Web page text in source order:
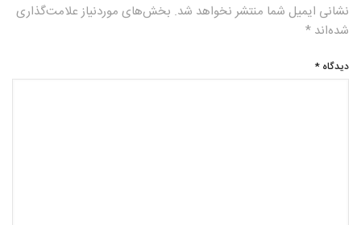
نشانی ایمیل شما منتشر نخواهد شد. بخش‌های موردنیاز علامت‌گذاری
شده‌اند *
دیدگاه *